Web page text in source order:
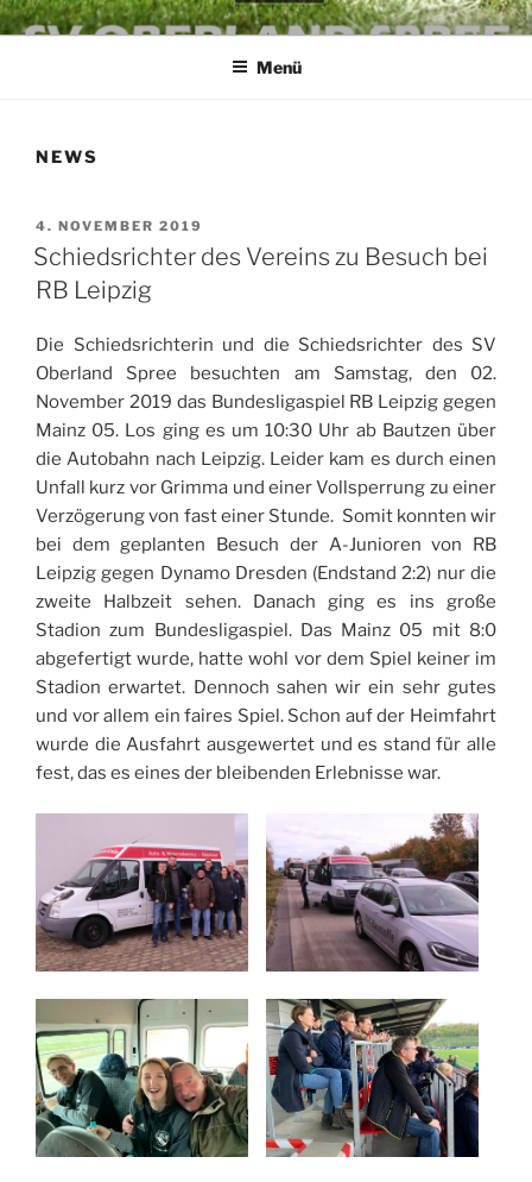
Zum
InhaltSV OBERLAND SPREE E.V.
die Kraft an der Spree
Menü
NEWS
VERÖFFENTLICHT
AM
4. NOVEMBER 2019
Schiedsrichter des Vereins zu Besuch bei
RB Leipzig
Die Schiedsrichterin und die Schiedsrichter des SV
Oberland Spree besuchten am Samstag, den 02.
November 2019 das Bundesligaspiel RB Leipzig gegen
Mainz 05. Los ging es um 10:30 Uhr ab Bautzen über
die Autobahn nach Leipzig. Leider kam es durch einen
Unfall kurz vor Grimma und einer Vollsperrung zu einer
Verzögerung von fast einer Stunde. Somit konnten wir
bei dem geplanten Besuch der A-Junioren von RB
Leipzig gegen Dynamo Dresden (Endstand 2:2) nur die
zweite Halbzeit sehen. Danach ging es ins große
Stadion zum Bundesligaspiel. Das Mainz 05 mit 8:0
abgefertigt wurde, hatte wohl vor dem Spiel keiner im
Stadion erwartet. Dennoch sahen wir ein sehr gutes
und vor allem ein faires Spiel. Schon auf der Heimfahrt
wurde die Ausfahrt ausgewertet und es stand für alle
fest, das es eines der bleibenden Erlebnisse war.